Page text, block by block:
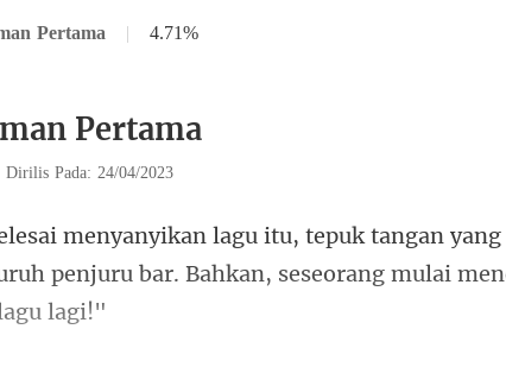
Pertama | 4.71%
Pertama
Dirilis Pada: 24/04/2023
penjuru bar. Bahkan, se